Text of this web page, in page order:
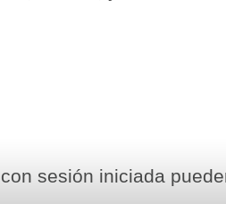
sesión iniciada